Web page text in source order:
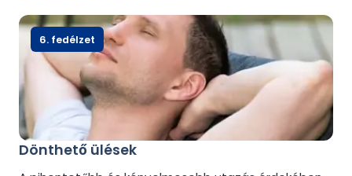
Dönthető ülések
6. fedélzet